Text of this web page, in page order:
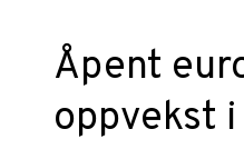
Åpent
oppvekst i